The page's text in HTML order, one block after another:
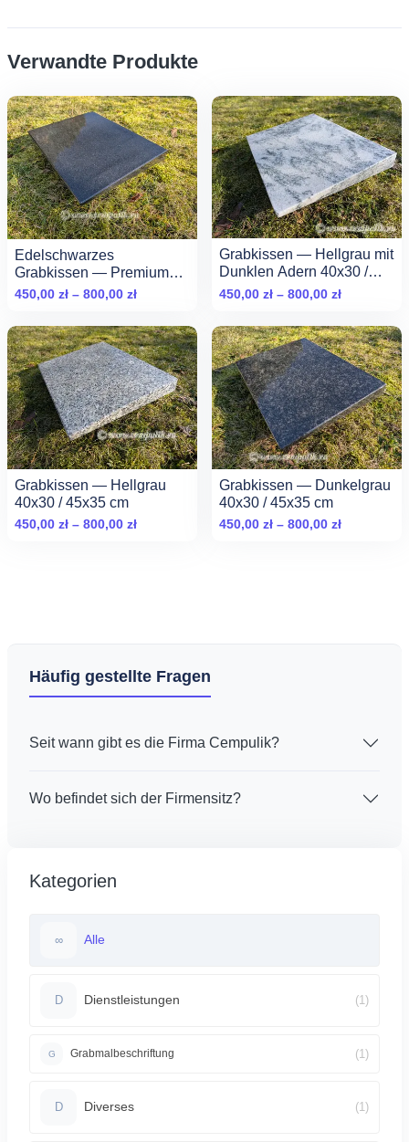
Verwandte Produkte
Edelschwarzes
Grabkissen — Premium
Black 40x30 / 45x35 cm
450,00 zł – 800,00 złZakres
od
450,00 zł
do
800,00 zł
Grabkissen — Hellgrau mit
Dunklen Adern 40x30 /
45x35 cm
450,00 zł – 800,00 złZakres
od
450,00 zł
do
800,00 zł
Grabkissen — Hellgrau
40x30 / 45x35 cm
450,00 zł – 800,00 złZakres
Grabkissen — Dunkelgrau
40x30 / 45x35 cm
450,00 zł – 800,00 złZakres
Häufig gestellte Fragen
Seit wann gibt es die Firma Cempulik?
Wo befindet sich der Firmensitz?
Kategorien
∞ Alle
D Dienstleistungen (1)
G Grabmalbeschriftung (1)
D Diverses (1)